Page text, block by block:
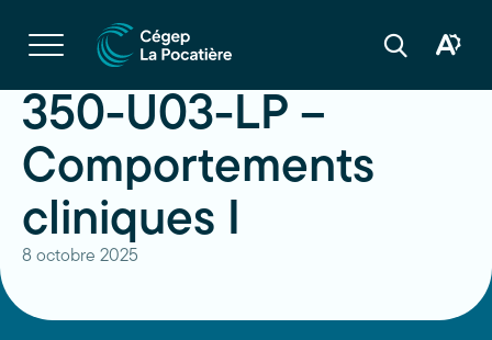
Ouvrir
la
navigation
site
Ouvrir
Ouvrir
350-U03-LP –
Comportements
cliniques I
8 octobre 2025